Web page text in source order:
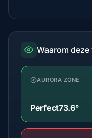
Waarom
AURORA ZONE
Perfect73.6°